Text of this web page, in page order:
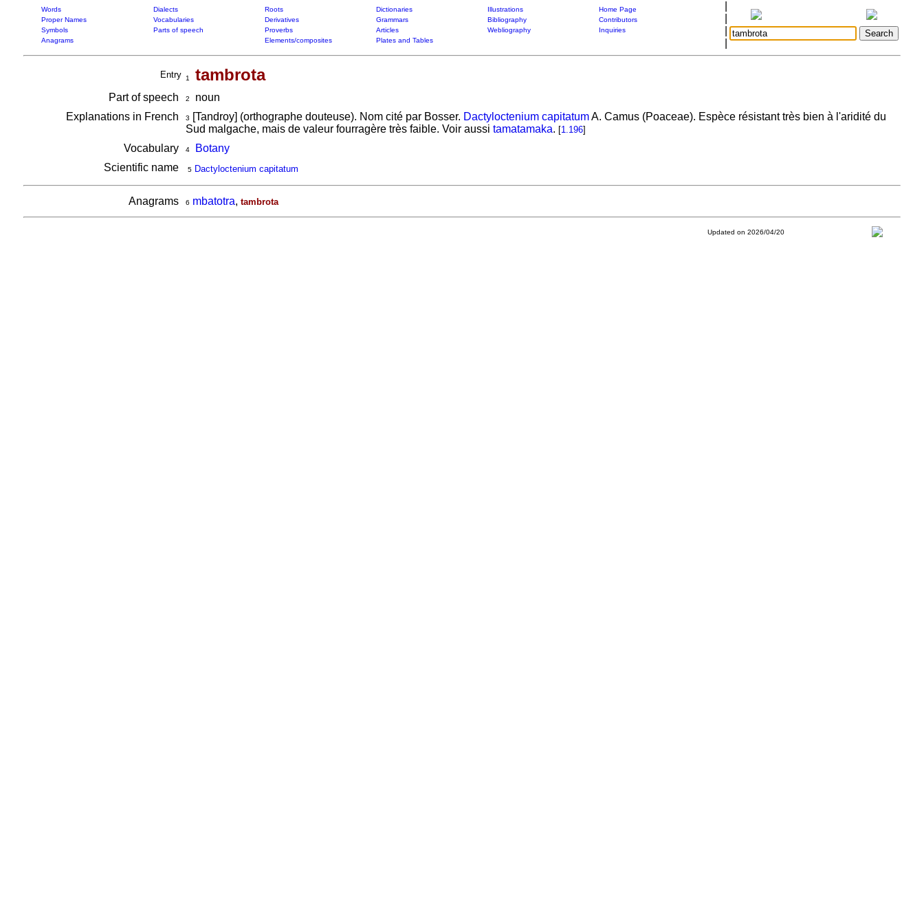
Words Dialects Roots Dictionaries Illustrations
Home Page
Proper Names
Vocabularies Derivatives Grammars Bibliography
Contributors
Symbols
Parts of speech Proverbs Articles Webliography
Inquiries
Anagrams
Elements/composites Plates and Tables
Entry 1 tambrota
Part of speech 2
noun
Explanations in French
3 [Tandroy] (orthographe douteuse). Nom cité par Bosser. Dactyloctenium capitatumA. Camus (Poaceae). Espèce résistant très bien à l'aridité du
Sud malgache, mais de valeur fourragère très faible. Voir aussi tamatamaka. [1.196]
Vocabulary 4
Botany
Scientific name
5 Dactyloctenium capitatum
Anagrams 6 mbatotra, tambrota
Updated on 2026/04/20